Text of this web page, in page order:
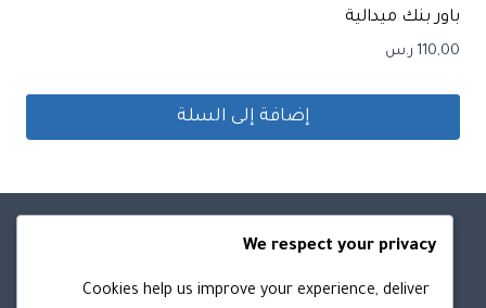
باور بنك ميدالية
110,00 ر.س
إضافة إلى السلة
روابط مهمه
We respect your privacy
Cookies help us improve your experience, deliver